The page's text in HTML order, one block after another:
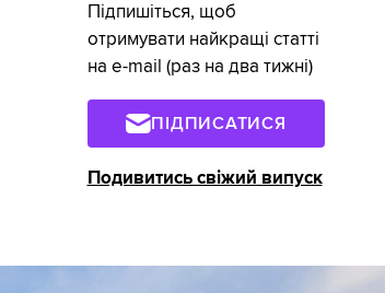
Підпишіться, щоб
отримувати найкращі статті
на e-mail (раз на два тижні)
ПІДПИСАТИСЯ
Подивитись свіжий випуск